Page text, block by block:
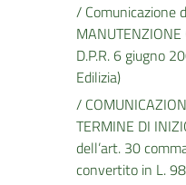
/ Comunicazione
D.P.R. 6 giugno
Edilizia)
/
TERMINE DI
dell’art. 30
convertito in L.